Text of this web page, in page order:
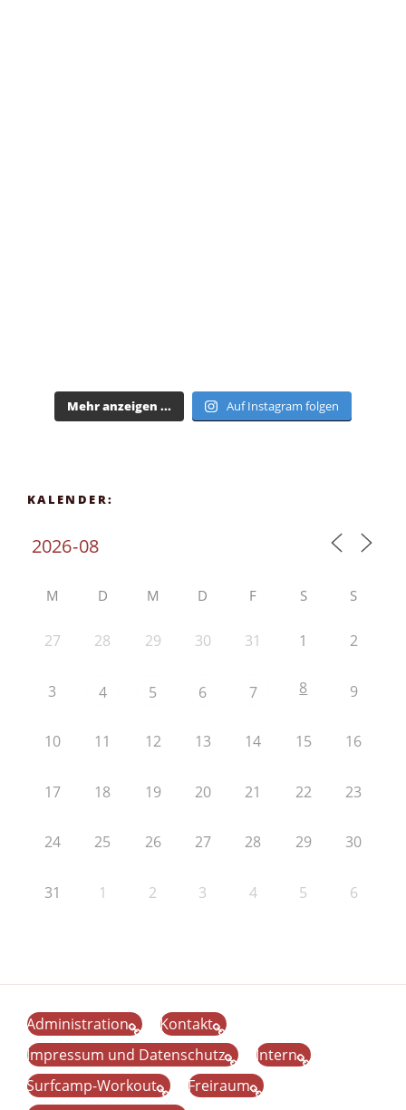
Mehr anzeigen ... Auf Instagram folgen
KALENDER:
M D M D F S S
27 28 29 30 31 1 2
3 4 5 6 7 8 9
10 11 12 13 14 15 16
17 18 19 20 21 22 23
24 25 26 27 28 29 30
31 1 2 3 4 5 6
Administration
Kontakt
Impressum und Datenschutz
Intern
Surfcamp-Workout
Freiraum